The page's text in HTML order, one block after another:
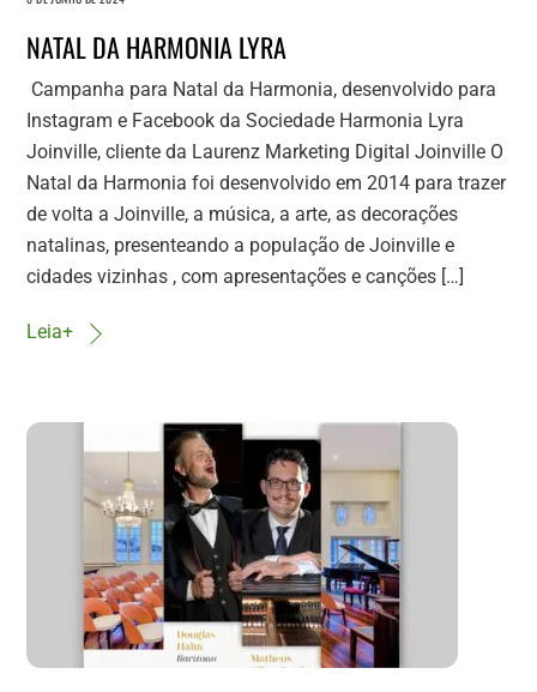
NATAL DA HARMONIA LYRA
Campanha para Natal da Harmonia, desenvolvido para
Instagram e Facebook da Sociedade Harmonia Lyra
Joinville, cliente da Laurenz Marketing Digital Joinville O
Natal da Harmonia foi desenvolvido em 2014 para trazer
de volta a Joinville, a música, a arte, as decorações
natalinas, presenteando a população de Joinville e
cidades vizinhas , com apresentações e canções […]
Leia+